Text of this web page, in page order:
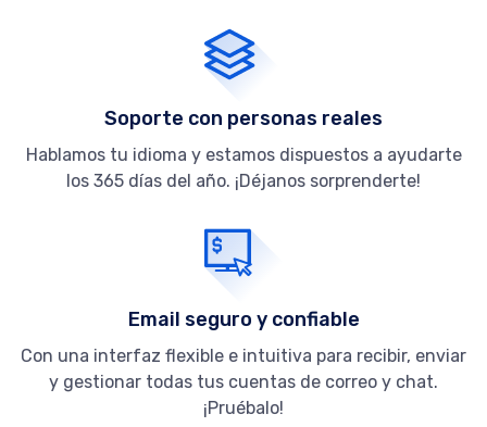
Soporte con personas reales
Hablamos tu idioma y estamos dispuestos a ayudarte
los 365 días del año. ¡Déjanos sorprenderte!
Email seguro y confiable
Con una interfaz flexible e intuitiva para recibir, enviar
y gestionar todas tus cuentas de correo y chat.
¡Pruébalo!